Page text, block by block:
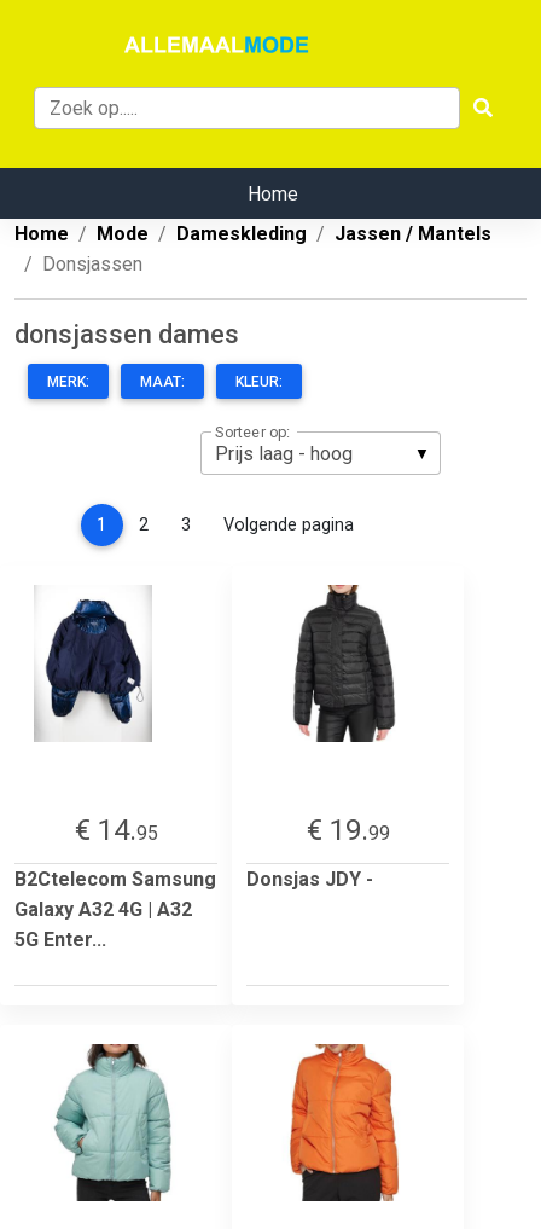
Home
Home
Mode Dameskleding
Jassen / Mantels
Donsjassen
donsjassen dames
MERK: MAAT: KLEUR:
Sorteer op:
1 (current)
2 3 Volgende pagina
€ 14.95
B2Ctelecom Samsung
Galaxy A32 4G | A32
5G Enter...
€ 19.99
Donsjas JDY -